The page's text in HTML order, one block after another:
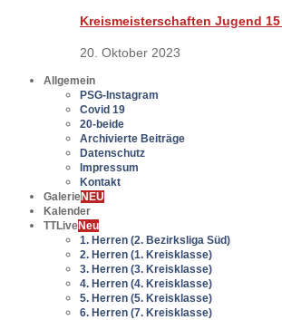
Kreismeisterschaften Jugend 15
20. Oktober 2023
Allgemein
PSG-Instagram
Covid 19
20-beide
Archivierte Beiträge
Datenschutz
Impressum
Kontakt
GalerieNEU
Kalender
TTLiveNeu
1. Herren (2. Bezirksliga Süd)
2. Herren (1. Kreisklasse)
3. Herren (3. Kreisklasse)
4. Herren (4. Kreisklasse)
5. Herren (5. Kreisklasse)
6. Herren (7. Kreisklasse)